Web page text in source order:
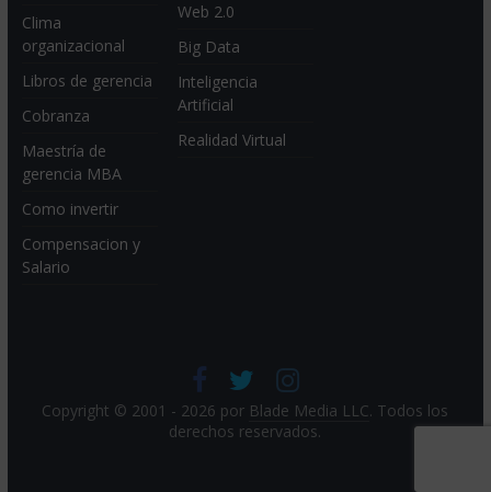
Clima
organizacional
Libros de gerencia
Cobranza
Maestría de
gerencia MBA
Como invertir
Compensacion y
Salario
Web 2.0
Big Data
Inteligencia
Artificial
Realidad Virtual
Copyright © 2001 - 2026 por Blade Media LLC. Todos los
derechos reservados.